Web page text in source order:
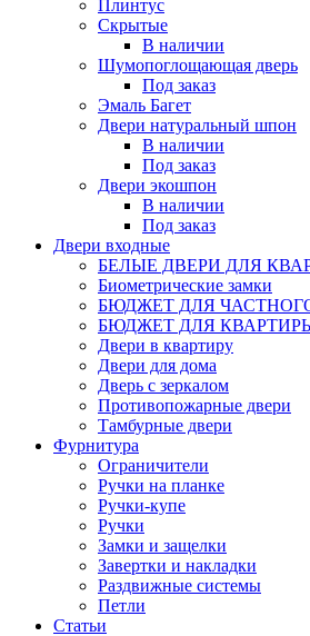
Плинтус
Скрытые
В наличии
Шумопоглощающая дверь
Под заказ
Эмаль Багет
Двери натуральный шпон
В наличии
Под заказ
Двери экошпон
В наличии
Под заказ
Двери входные
БЕЛЫЕ ДВЕРИ ДЛЯ
Биометрические замки
БЮДЖЕТ ДЛЯ
БЮДЖЕТ ДЛЯ
Двери в квартиру
Двери для дома
Дверь с зеркалом
Противопожарные двери
Тамбурные двери
Фурнитура
Ограничители
Ручки на планке
Ручки-купе
Ручки
Замки и защелки
Завертки и накладки
Раздвижные системы
Петли
Статьи